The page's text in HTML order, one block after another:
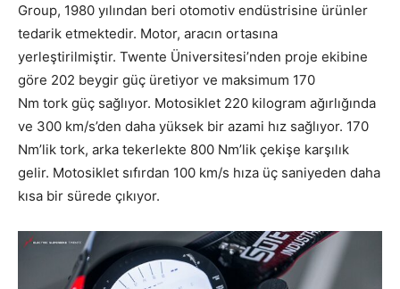
Group, 1980 yılından beri otomotiv endüstrisine ürünler
tedarik etmektedir. Motor, aracın ortasına
yerleştirilmiştir. Twente Üniversitesi’nden proje ekibine
göre 202 beygir güç üretiyor ve maksimum 170
Nm tork güç sağlıyor. Motosiklet 220 kilogram ağırlığında
ve 300 km/s’den daha yüksek bir azami hız sağlıyor. 170
Nm’lik tork, arka tekerlekte 800 Nm’lik çekişe karşılık
gelir. Motosiklet sıfırdan 100 km/s hıza üç saniyeden daha
kısa bir sürede çıkıyor.